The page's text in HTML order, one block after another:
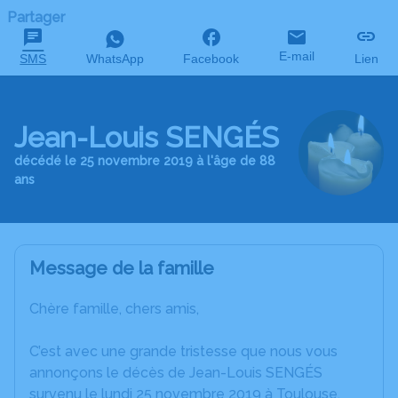
Partager
SMS WhatsApp Facebook E-mail Lien
Jean-Louis SENGÉS
décédé le 25 novembre 2019 à l'âge de 88
ans
Message de la famille
Chère famille, chers amis,
C’est avec une grande tristesse que nous vous
annonçons le décès de Jean-Louis SENGÉS
survenu le lundi 25 novembre 2019 à Toulouse.